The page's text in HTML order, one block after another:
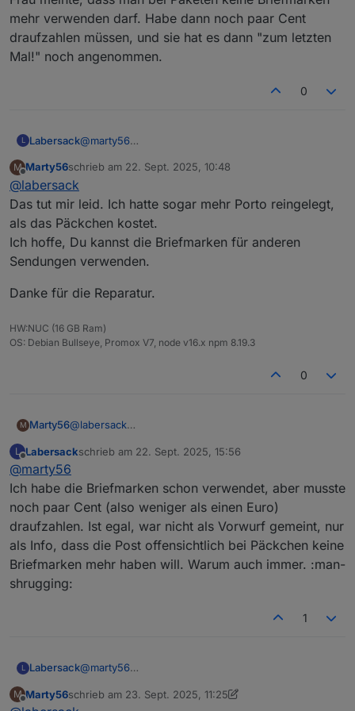
mehr verwenden darf. Habe dann noch paar Cent
draufzahlen müssen, und sie hat es dann "zum letzten
Mal!" noch angenommen.
0
L Labersack@marty56
War übrigens ne Diskussion am Paket-Schalter, weil
Briefmarken mehr verwenden darf. Habe dann noch
paar Cent draufzahlen müssen, und sie hat es dann
"zum letzten Mal!" noch angenommen.
M
Offline
Marty56schrieb am 22. Sept. 2025, 10:48
zuletzt editiert von
@labersack
Das tut mir leid. Ich hatte sogar mehr Porto reingelegt,
als das Päckchen kostet.
Ich hoffe, Du kannst die Briefmarken für anderen
Sendungen verwenden.
Danke für die Reparatur.
HW:NUC (16 GB Ram)
OS: Debian Bullseye, Promox V7, node v16.x npm 8.19.3
0
M Marty56@labersack
als das Päckchen kostet.
Ich hoffe, Du kannst die Briefmarken für anderen
Sendungen verwenden.
Danke für die Reparatur.
L
Offline
Labersackschrieb am 22. Sept. 2025, 15:56
zuletzt editiert von
@marty56
Ich habe die Briefmarken schon verwendet, aber musste
noch paar Cent (also weniger als einen Euro)
draufzahlen. Ist egal, war nicht als Vorwurf gemeint, nur
als Info, dass die Post offensichtlich bei Päckchen keine
Briefmarken mehr haben will. Warum auch immer. :man-
shrugging:
1
L Labersack@marty56
musste noch paar Cent (also weniger als einen
M
Offline
Marty56schrieb am 23. Sept. 2025, 11:25
zuletzt editiert von Marty56